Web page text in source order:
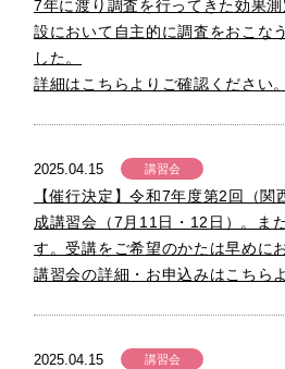
7年に渡り調査を行ってきた効果
設において自主的に調査をおこな
した。
詳細はこちらよりご確認ください。
2025.04.15 講習会
【催行決定】令和7年度第2回（
成講習会（7月11日・12日）。ま
す。受講をご希望のかたは早めに
講習会の詳細・お申込みはこちら
2025.04.15 講習会